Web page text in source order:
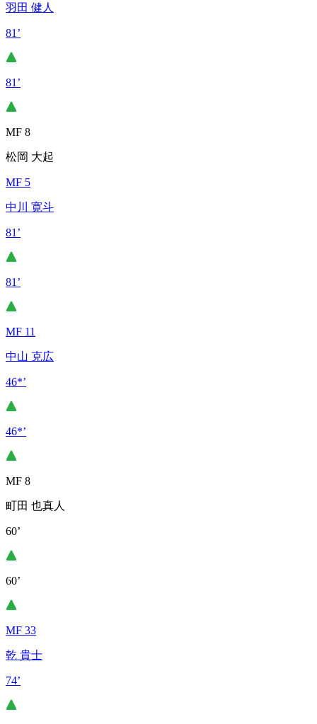
羽田 健人
81’
81’
MF 8
松岡 大起
MF 5
中川 寛斗
81’
81’
MF 11
中山 克広
46*’
46*’
MF 8
町田 也真人
60’
60’
MF 33
乾 貴士
74’